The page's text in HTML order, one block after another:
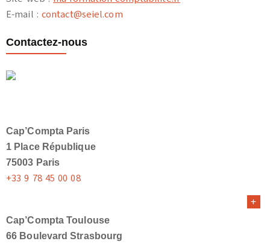
E-mail : contact@seiel.com
Contactez-nous
Cap’Compta Paris
1 Place République
75003 Paris
+33 9 78 45 00 08
Cap’Compta Toulouse
66 Boulevard Strasbourg